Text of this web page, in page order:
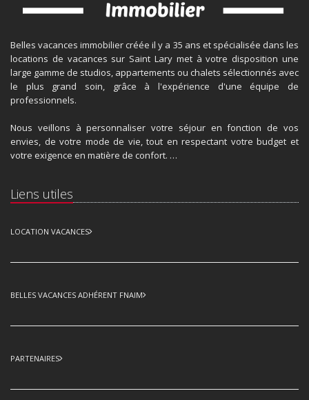
Belles vacances immobilier créée il y a 35 ans et spécialisée dans les
locations de vacances sur Saint Lary met à votre disposition une
large gamme de studios, appartements ou chalets sélectionnés avec
le plus grand soin, grâce à l'expérience d'une équipe de
professionnels.
Nous veillons à personnaliser votre séjour en fonction de vos
envies, de votre mode de vie, tout en respectant votre budget et
votre exigence en matière de confort. …
Liens utiles
LOCATION VACANCES
BELLES VACANCES ADHÉRENT FNAIM
PARTENAIRES